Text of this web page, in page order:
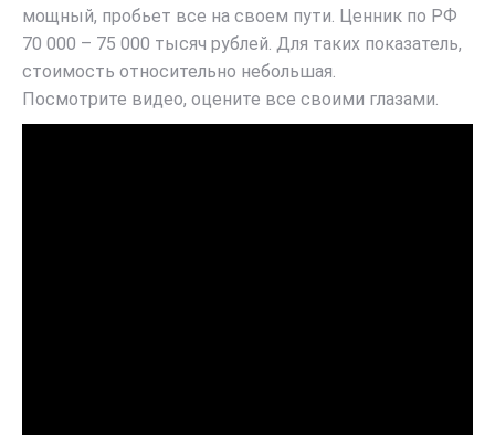
мощный, пробьет все на своем пути. Ценник по РФ
70 000 – 75 000 тысяч рублей. Для таких показатель,
стоимость относительно небольшая.
Посмотрите видео, оцените все своими глазами.